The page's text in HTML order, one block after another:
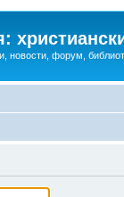
новости, форум,